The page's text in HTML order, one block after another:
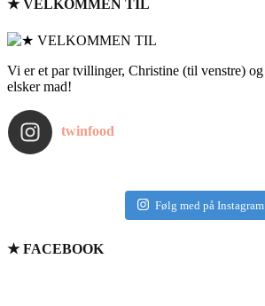
★ VELKOMMEN TIL
Vi er et par tvillinger, Christine (til venstre)
elsker mad!
twinfood
Følg med på Instagram
★ FACEBOOK